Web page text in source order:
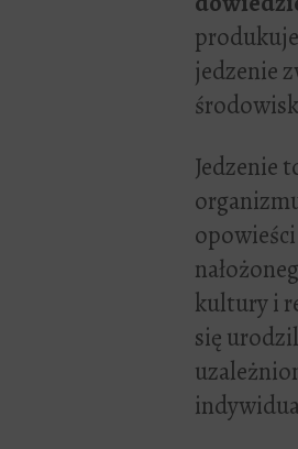
jedzenie
Jedzenie
kultury i
się